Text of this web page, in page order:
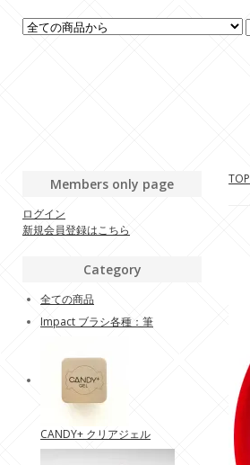
TOP
Members only page
ログイン
新規会員登録はこちら
Category
全ての商品
Impact ブラシ各種：筆
CANDY+ クリアジェル